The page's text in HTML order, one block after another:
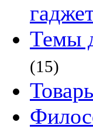
Темы
(15)